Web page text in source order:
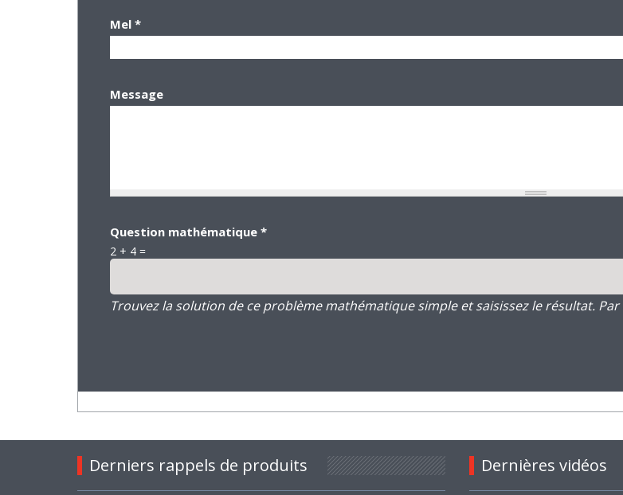
Mel *
Message
Question mathématique *
2 + 4 =
Trouvez la solution de ce problème mathématique simple et saisissez le résultat. Par
Derniers rappels de produits Dernières vidéos